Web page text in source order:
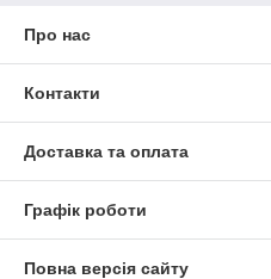
Про нас
Контакти
Доставка та оплата
Графік роботи
Повна версія сайту